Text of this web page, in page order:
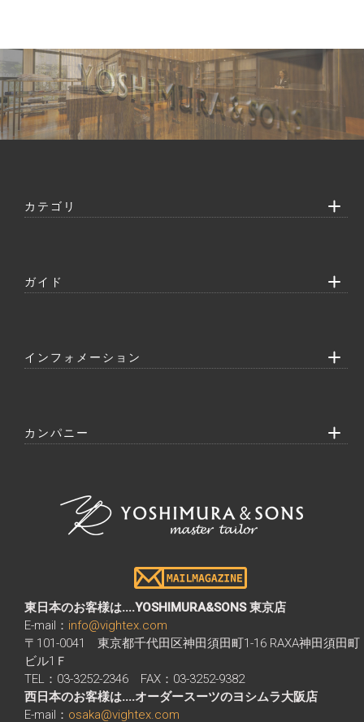
カテゴリ
ガイド
インフォメーション
カンパニー
東日本のお客様は....YOSHIMURA&SONS 東京店
E-mail： info@vightex.com
〒101-0041 東京都千代田区神田須田町1-16 RAXA神田須田町
ビル1Ｆ
TEL：03-3252-2346 FAX：03-3252-9382
西日本のお客様は....オーダースーツのヨシムラ大阪店
E-mail： osaka@vightex.com